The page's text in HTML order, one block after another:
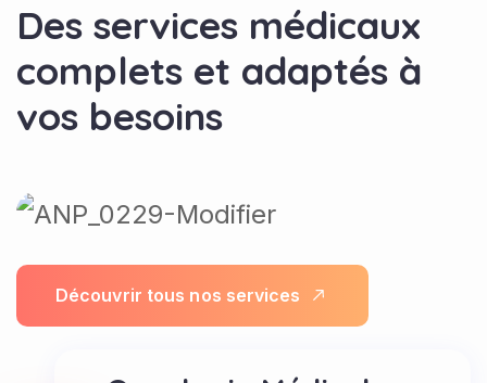
Des services médicaux
complets et adaptés à
vos besoins
Découvrir tous nos services